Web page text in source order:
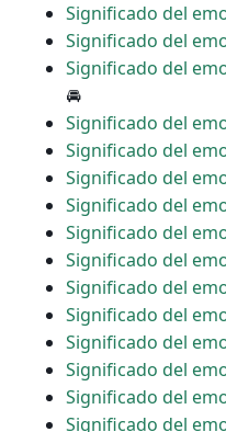
Significado del
Significado del
Significado del
🚘
Significado del
Significado del
Significado del
Significado del
Significado del
Significado del
Significado del
Significado del
Significado del
Significado del
Significado del
Significado del